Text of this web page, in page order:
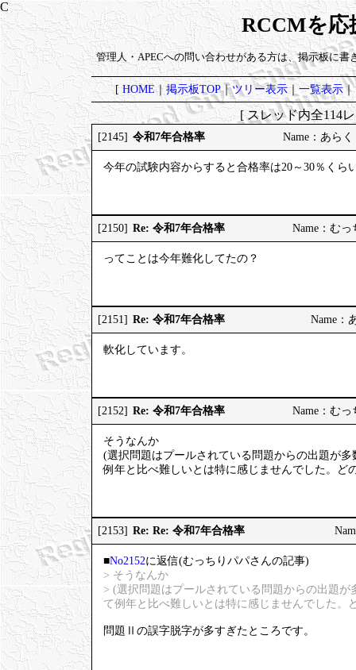
RCCMを応
管理人・APECへの問い合わせがある方は、掲示板に書
[HOME｜掲示板TOP｜ツリー表示｜一覧表示｜
[ スレッド内全114
[2145] 令和7年合格率 Name：あら
今年の試験内容からすると合格率は20～30％くら
[2150] Re: 令和7年合格率 Name：む
ってことは今年難化してたの？
[2151] Re: 令和7年合格率 Name：
軟化しています。
[2152] Re: 令和7年合格率 Name：む
そうなんか
(選択問題はプールされている問題からの出題が
例年と比べ難しいとは特に感じませんでした。ど
[2153] Re: Re: 令和7年合格率
■No2152に返信(むっちりパパさんの記事)
> そうなんか
> (選択問題はプールされている問題からの出題
て例年と比べ難しいとは特に感じませんでした。
問題Ⅱの誤字脱字が多すぎたところです。